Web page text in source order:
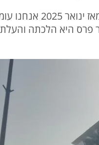
"מההכירות שלי- כולנו